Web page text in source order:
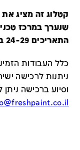
שנערך במרכז
התאריכים 24-29 ביוני.
כלל העבודות
ניתנות לרכישה
וסיוע ברכישה ניתן